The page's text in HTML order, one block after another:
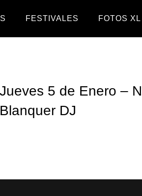
FESTIVALES FOTOS XL
Jueves 5 de Enero –
Blanquer DJ